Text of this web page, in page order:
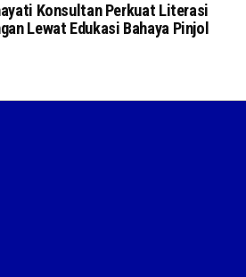
Konsultan Perkuat Literasi
Lewat Edukasi Bahaya Pinjol